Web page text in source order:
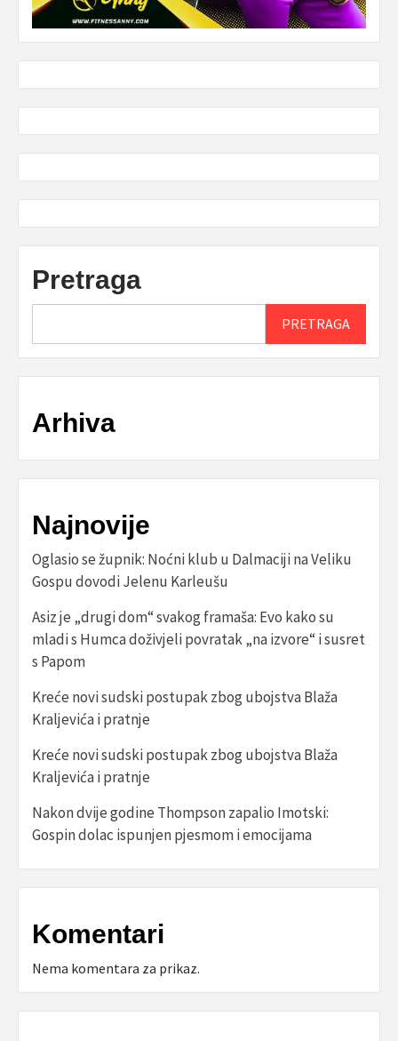
Pretraga
PRETRAGA
Arhiva
Najnovije
Oglasio se župnik: Noćni klub u Dalmaciji na Veliku
Gospu dovodi Jelenu Karleušu
Asiz je „drugi dom“ svakog framaša: Evo kako su
mladi s Humca doživjeli povratak „na izvore“ i susret
s Papom
Kreće novi sudski postupak zbog ubojstva Blaža
Kraljevića i pratnje
Kreće novi sudski postupak zbog ubojstva Blaža
Kraljevića i pratnje
Nakon dvije godine Thompson zapalio Imotski:
Gospin dolac ispunjen pjesmom i emocijama
Komentari
Nema komentara za prikaz.